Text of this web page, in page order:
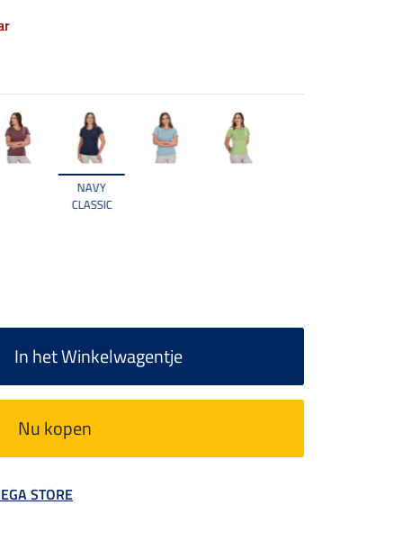
NAVY
CLASSIC
In het Winkelwagentje
Nu kopen
STORE